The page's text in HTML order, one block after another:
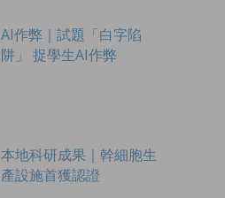
AI作弊｜試題「白字陷
阱」 捉學生AI作弊
本地科研成果｜幹細胞生
產設施首獲認證